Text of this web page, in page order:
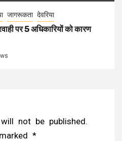
जागरूकता देवरिया
पर 5 अधिकारियों को कारण
not be published.
*